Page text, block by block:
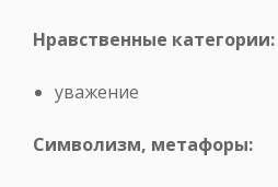
Нравственные категории:
уважение
Символизм, метафоры: